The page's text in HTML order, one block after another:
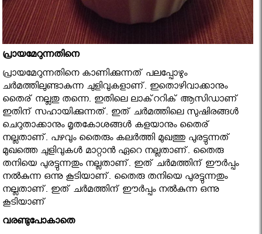
പ്രായമേറുന്നതിനെ
പ്രായമേറുന്നതിനെ കാണിക്കുന്നത് പലപ്പോഴും
ചര്‍മത്തിലുണ്ടാകുന്ന ചുളിവുകളാണ്. ഇതൊഴിവാക്കാനും
തൈര് നല്ലതു തന്നെ. ഇതിലെ ലാക്‌ററിക് ആസിഡാണ്
ഇതിന് സഹായിക്കുന്നത്. ഇത് ചര്‍മത്തിലെ സുഷിരങ്ങള്‍
ചെറുതാക്കാനും മൃതകോശങ്ങള്‍ കളയാനും തൈര്
നല്ലതാണ്. പഴവും തൈരും കലര്‍ത്തി മുഖത്തു പുരട്ടുന്നത്
മുഖത്തെ ചുളിവുകള്‍ മാറ്റാന്‍ ഏറെ നല്ലതാണ്. തൈരു
തനിയെ പുരട്ടുന്നതും നല്ലതാണ്. ഇത് ചര്‍മത്തിന് ഈര്‍പ്പം
നല്‍കുന്ന ഒന്നു കൂടിയാണ്‌. തൈരു തനിയെ പുരട്ടുന്നതും
നല്ലതാണ്. ഇത് ചര്‍മത്തിന് ഈര്‍പ്പം നല്‍കുന്ന ഒന്നു
കൂടിയാണ്‌
വരണ്ടുപോകാതെ